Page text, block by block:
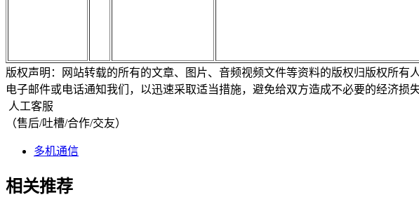
版权声明：网站转载的所有的文章、图片、音频视频文件等资料的版权归版权所
电子邮件或电话通知我们，以迅速采取适当措施，避免给双方造成不必要的经济损
人工客服
（售后/吐槽/合作/交友）
多机通信
相关推荐